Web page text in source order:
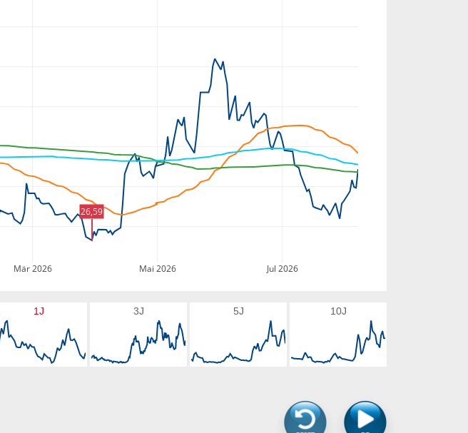
Mär 2026 Mai 2026 Jul 2026
26,59
1J 3J 5J 10J